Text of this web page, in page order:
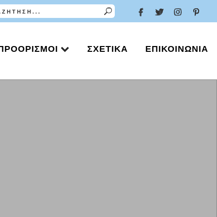
ΣΧΕΤΙΚΆ ΕΠΙΚΟΙΝΩΝΊΑ